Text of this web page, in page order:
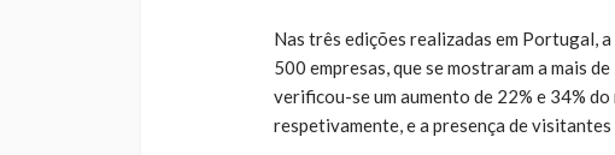
Nas três edições realizadas em Portugal,
500 empresas, que se mostraram a mais
verificou-se um aumento de 22% e 34%
respetivamente, e a presença de